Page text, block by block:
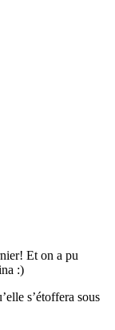
Et on a pu
:)
s’étoffera sous